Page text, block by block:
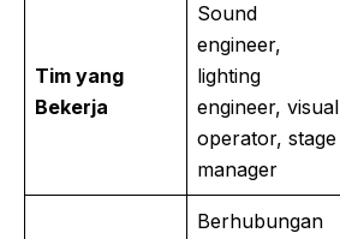
Tim yang
Bekerja
Sound
engineer,
lighting
engineer, visual
operator, stage
manager
Berhubungan